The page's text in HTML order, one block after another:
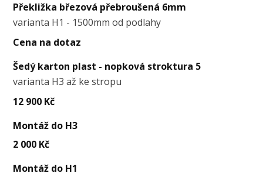
Překližka březová přebroušená 6mm
varianta H1 - 1500mm od podlahy
Cena na dotaz
Šedý karton plast - nopková stroktura 5
varianta H3 až ke stropu
12 900 Kč
Montáž do H3
2 000 Kč
Montáž do H1